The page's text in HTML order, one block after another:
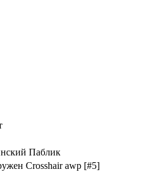
Паблик
Crosshair awp [#5]